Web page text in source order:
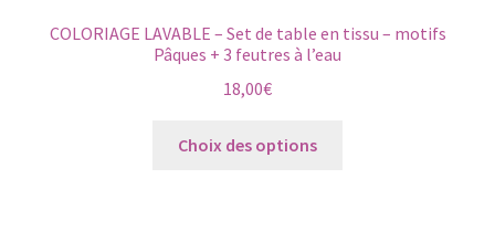
COLORIAGE LAVABLE – Set de table en tissu – motifs
Pâques + 3 feutres à l’eau
18,00€
Choix des options